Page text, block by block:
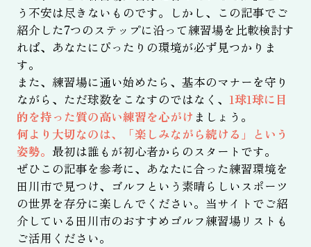
う不安は尽きないものです。しかし、この記事でご
紹介した7つのステップに沿って練習場を比較検討す
れば、あなたにぴったりの環境が必ず見つかりま
す。
また、練習場に通い始めたら、基本のマナーを守り
ながら、ただ球数をこなすのではなく、 1球1球に目
的を持った質の高い練習を心がけ ましょう。
何より大切なのは、「楽しみながら続ける」という
姿勢。 最初は誰もが初心者からのスタートです。
ぜひこの記事を参考に、あなたに合った練習環境を
田川市で見つけ、ゴルフという素晴らしいスポーツ
の世界を存分に楽しんでください。当サイトでご紹
介している田川市のおすすめゴルフ練習場リストも
ご活用ください。